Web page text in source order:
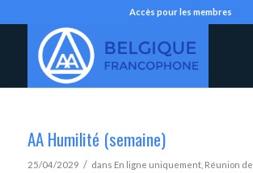
Accès pour les membres
AA Humilité (semaine)
25/04/2029 / dans En ligne uniquement, Réunion de